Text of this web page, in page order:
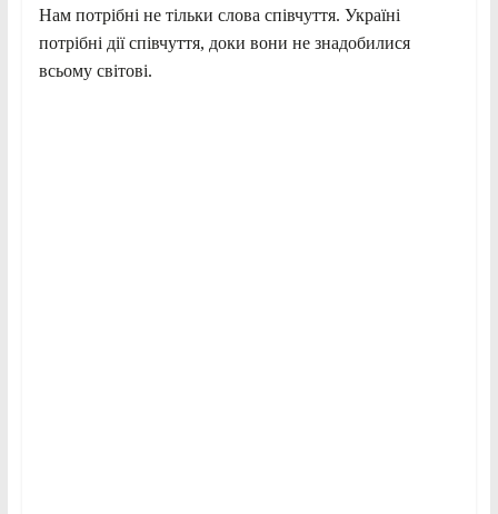
Нам потрібні не тільки слова співчуття. Україні
потрібні дії співчуття, доки вони не знадобилися
всьому світові.